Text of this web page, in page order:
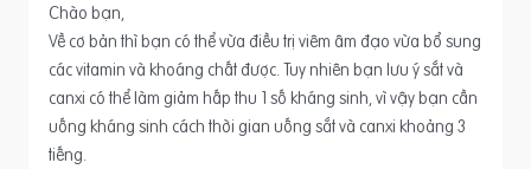
Chào bạn,
Về cơ bản thì bạn có thể vừa điều trị viêm âm đạo vừa bổ sung
các vitamin và khoáng chất được. Tuy nhiên bạn lưu ý sắt và
canxi có thể làm giảm hấp thu 1 số kháng sinh, vì vậy bạn cần
uống kháng sinh cách thời gian uống sắt và canxi khoảng 3
tiếng.